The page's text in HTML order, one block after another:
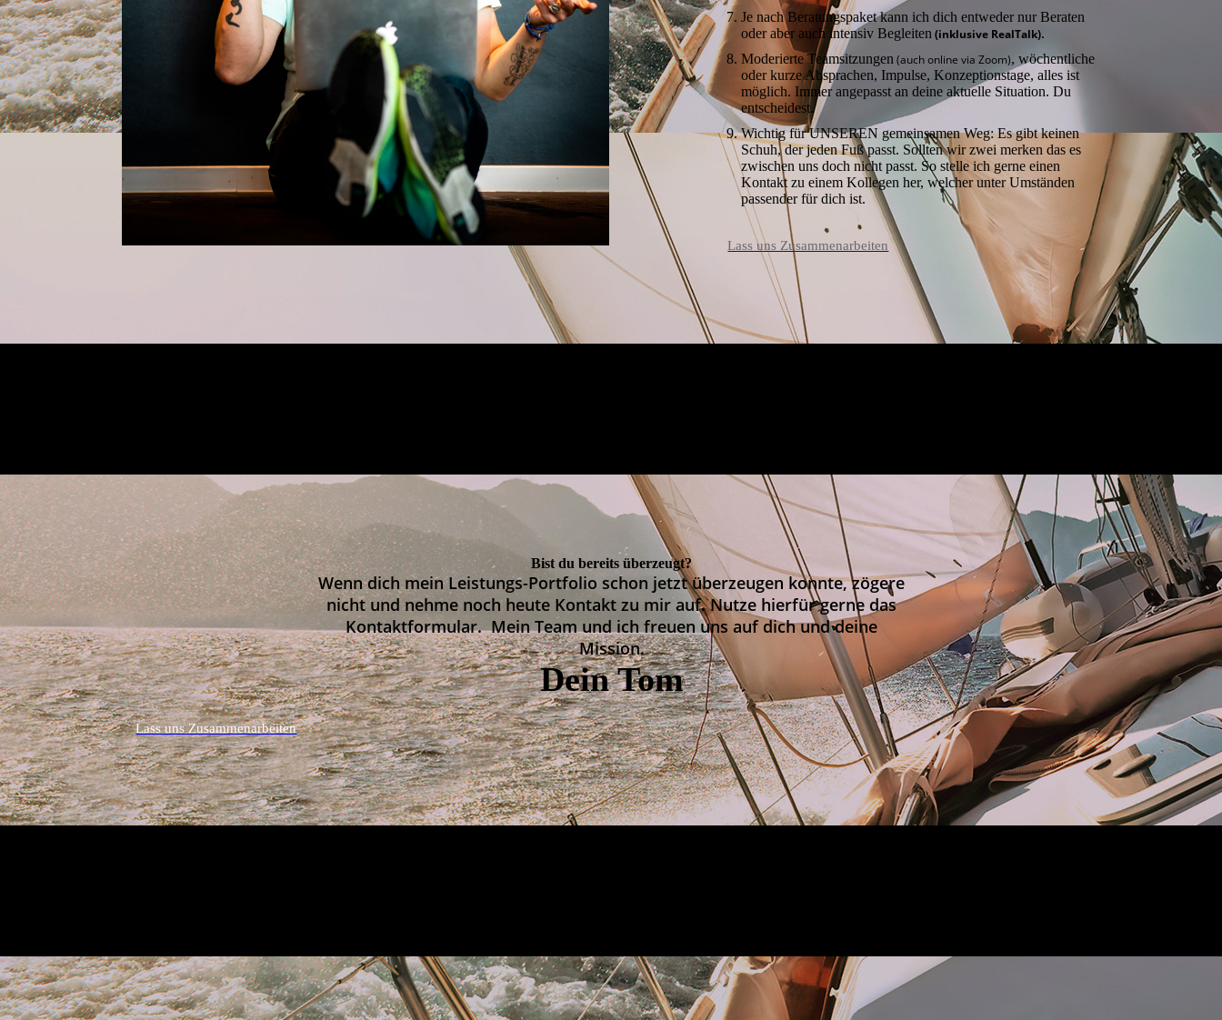
Je nach Beratungspaket kann ich dich entweder nur Beraten
oder aber auch intensiv Begleiten (inklusive RealTalk).
Moderierte Teamsitzungen (auch online via Zoom), wöchentliche
oder kurze Absprachen, Impulse, Konzeptionstage, alles ist
möglich. Immer angepasst an deine aktuelle Situation. Du
entscheidest.
Wichtig für UNSEREN gemeinsamen Weg: Es gibt keinen
Schuh, der jeden Fuß passt. Sollten wir zwei merken das es
zwischen uns doch nicht passt. So stelle ich gerne einen
Kontakt zu einem Kollegen her, welcher unter Umständen
passender für dich ist.
Lass uns Zusammenarbeiten
Bist du bereits überzeugt?
Wenn dich mein Leistungs-Portfolio schon jetzt überzeugen konnte, zögere
nicht und nehme noch heute Kontakt zu mir auf. Nutze hierfür gerne das
Kontaktformular. Mein Team und ich freuen uns auf dich und deine
Mission.
Dein Tom
Lass uns Zusammenarbeiten